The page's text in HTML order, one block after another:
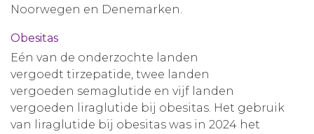
Noorwegen en Denemarken.
Obesitas
Eén van de onderzochte landen
vergoedt tirzepatide, twee landen
vergoeden semaglutide en vijf landen
vergoeden liraglutide bij obesitas. Het gebruik
van liraglutide bij obesitas was in 2024 het